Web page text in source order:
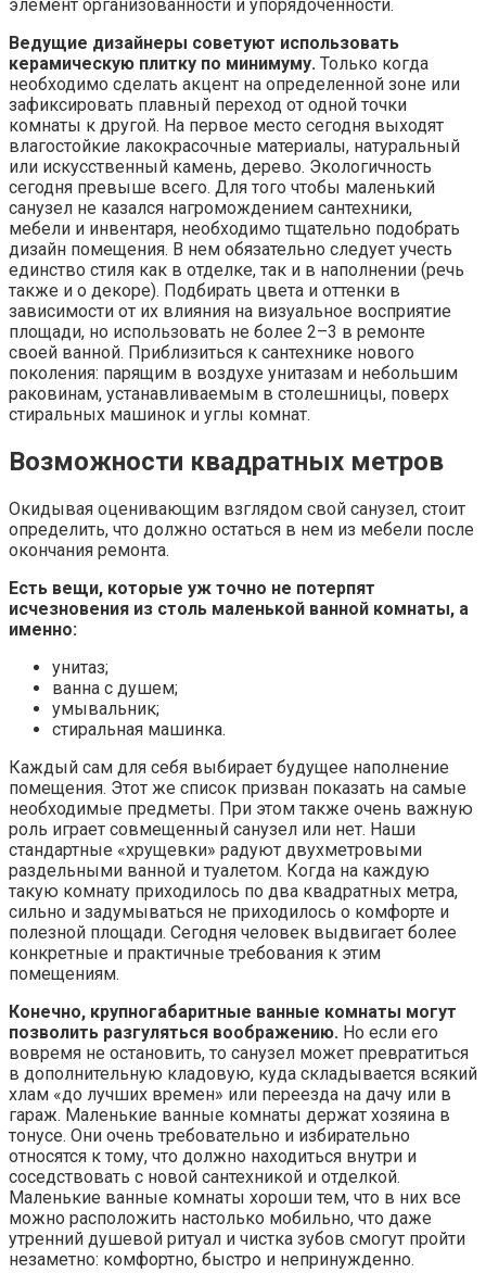
элемент организованности и упорядоченности.
Ведущие дизайнеры советуют использовать
керамическую плитку по минимуму. Только когда
необходимо сделать акцент на определенной зоне или
зафиксировать плавный переход от одной точки
комнаты к другой. На первое место сегодня выходят
влагостойкие лакокрасочные материалы, натуральный
или искусственный камень, дерево. Экологичность
сегодня превыше всего. Для того чтобы маленький
санузел не казался нагромождением сантехники,
мебели и инвентаря, необходимо тщательно подобрать
дизайн помещения. В нем обязательно следует учесть
единство стиля как в отделке, так и в наполнении (речь
также и о декоре). Подбирать цвета и оттенки в
зависимости от их влияния на визуальное восприятие
площади, но использовать не более 2–3 в ремонте
своей ванной. Приблизиться к сантехнике нового
поколения: парящим в воздухе унитазам и небольшим
раковинам, устанавливаемым в столешницы, поверх
стиральных машинок и углы комнат.
Возможности квадратных метров
Окидывая оценивающим взглядом свой санузел, стоит
определить, что должно остаться в нем из мебели после
окончания ремонта.
Есть вещи, которые уж точно не потерпят
исчезновения из столь маленькой ванной комнаты, а
именно:
унитаз;
ванна с душем;
умывальник;
стиральная машинка.
Каждый сам для себя выбирает будущее наполнение
помещения. Этот же список призван показать на самые
необходимые предметы. При этом также очень важную
роль играет совмещенный санузел или нет. Наши
стандартные «хрущевки» радуют двухметровыми
раздельными ванной и туалетом. Когда на каждую
такую комнату приходилось по два квадратных метра,
сильно и задумываться не приходилось о комфорте и
полезной площади. Сегодня человек выдвигает более
конкретные и практичные требования к этим
помещениям.
Конечно, крупногабаритные ванные комнаты могут
позволить разгуляться воображению. Но если его
вовремя не остановить, то санузел может превратиться
в дополнительную кладовую, куда складывается всякий
хлам «до лучших времен» или переезда на дачу или в
гараж. Маленькие ванные комнаты держат хозяина в
тонусе. Они очень требовательно и избирательно
относятся к тому, что должно находиться внутри и
соседствовать с новой сантехникой и отделкой.
Маленькие ванные комнаты хороши тем, что в них все
можно расположить настолько мобильно, что даже
утренний душевой ритуал и чистка зубов смогут пройти
незаметно: комфортно, быстро и непринужденно.